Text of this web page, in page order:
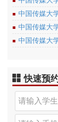
■ 中国传媒大
■ 中国传媒大
■ 中国传媒大
快速预